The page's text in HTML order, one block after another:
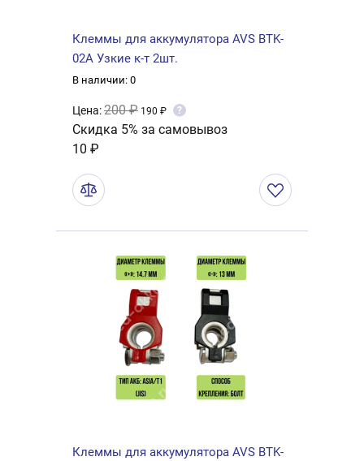
Клеммы для аккумулятора AVS BTK-
02A Узкие к-т 2шт.
В наличии: 0
Цена:200 ₽ 190 ₽ ?
Скидка 5% за самовывоз
10 ₽
Клеммы для аккумулятора AVS BTK-